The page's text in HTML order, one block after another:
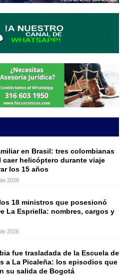
en Brasil: tres colombianas
caer helicóptero durante viaje
los 15 años
2026
18 ministros que posesionó
La Espriella: nombres, cargos y
2026
fue trasladada de la Escuela de
a La Picaleña: los episodios que
su salida de Bogotá